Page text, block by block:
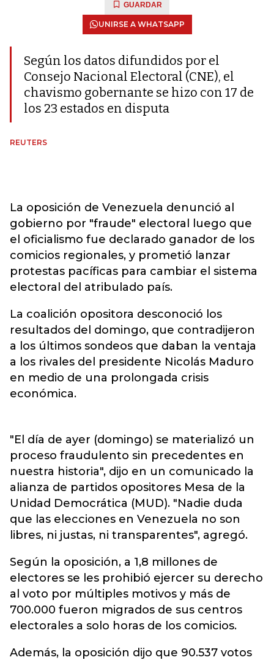
GUARDAR
UNIRSE A WHATSAPP
Según los datos difundidos por el
Consejo Nacional Electoral (CNE), el
chavismo gobernante se hizo con 17 de
los 23 estados en disputa
REUTERS
La oposición de Venezuela denunció al
gobierno por "fraude" electoral luego que
el oficialismo fue declarado ganador de los
comicios regionales, y prometió lanzar
protestas pacíficas para cambiar el sistema
electoral del atribulado país.
La coalición opositora desconoció los
resultados del domingo, que contradijeron
a los últimos sondeos que daban la ventaja
a los rivales del presidente Nicolás Maduro
en medio de una prolongada crisis
económica.
"El día de ayer (domingo) se materializó un
proceso fraudulento sin precedentes en
nuestra historia", dijo en un comunicado la
alianza de partidos opositores Mesa de la
Unidad Democrática (MUD). "Nadie duda
que las elecciones en Venezuela no son
libres, ni justas, ni transparentes", agregó.
Según la oposición, a 1,8 millones de
electores se les prohibió ejercer su derecho
al voto por múltiples motivos y más de
700.000 fueron migrados de sus centros
electorales a solo horas de los comicios.
Además, la oposición dijo que 90.537 votos